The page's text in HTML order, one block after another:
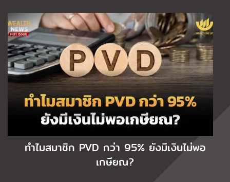
ทำไมสมาชิก PVD กว่า 95% ยังมีเงินไม่พอ
เกษียณ?